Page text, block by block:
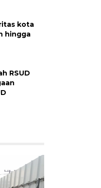
kota
hingga
RSUD